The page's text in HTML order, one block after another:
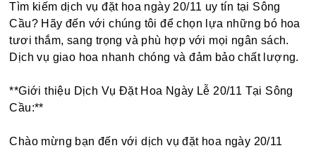
Tìm kiếm dịch vụ đặt hoa ngày 20/11 uy tín tại Sông
Cầu? Hãy đến với chúng tôi để chọn lựa những bó hoa
tươi thắm, sang trọng và phù hợp với mọi ngân sách.
Dịch vụ giao hoa nhanh chóng và đảm bảo chất lượng.
**Giới thiệu Dịch Vụ Đặt Hoa Ngày Lễ 20/11 Tại Sông
Cầu:**
Chào mừng bạn đến với dịch vụ đặt hoa ngày 20/11